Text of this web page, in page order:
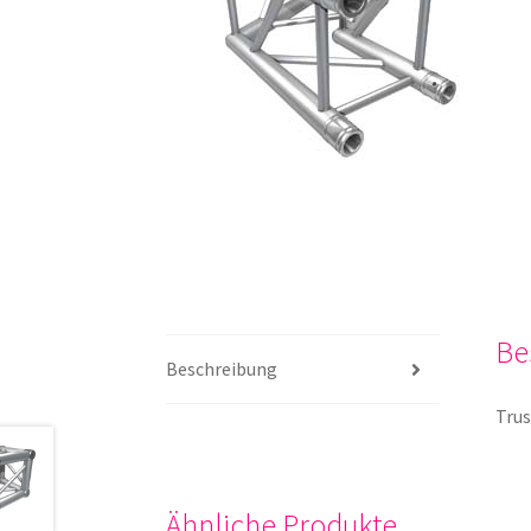
Beschreibung